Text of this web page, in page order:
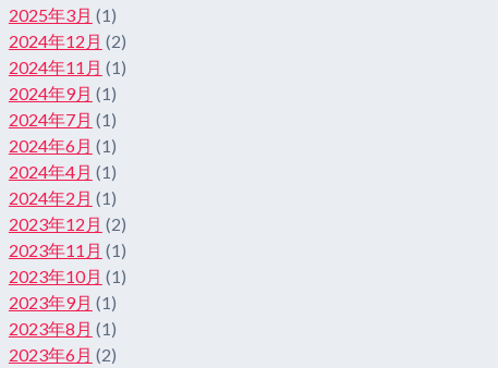
2025年3月 (1)
2024年12月 (2)
2024年11月 (1)
2024年9月 (1)
2024年7月 (1)
2024年6月 (1)
2024年4月 (1)
2024年2月 (1)
2023年12月 (2)
2023年11月 (1)
2023年10月 (1)
2023年9月 (1)
2023年8月 (1)
2023年6月 (2)